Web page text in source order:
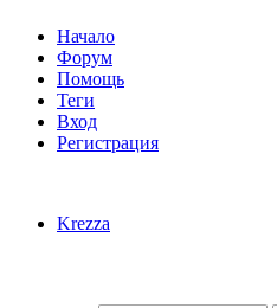
Начало
Форум
Помощь
Теги
Вход
Регистрация
Krezza